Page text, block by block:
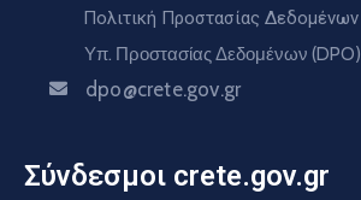
Πολιτική Προστασίας Δεδομένων
Υπ. Προστασίας Δεδομένων (DPO)
dpo@crete.gov.gr
Σύνδεσμοι crete.gov.gr